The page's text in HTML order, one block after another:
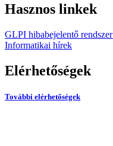
Hasznos linkek
GLPI hibabejelentő rendszer
Informatikai hírek
Elérhetőségek
További elérhetőségek